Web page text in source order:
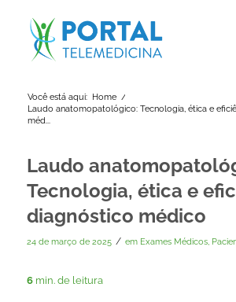
Você está aqui: Home /
Laudo anatomopatológico: Tecnologia, ética e
méd...
Laudo
Tecnologia, ética e
diagnóstico médico
24 de março de 2025 / em Exames Médicos,
6 min. de leitura